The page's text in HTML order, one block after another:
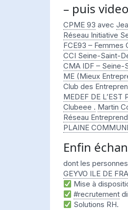
– puis
CPME 93 avec
Réseau Initiative
FCE93 – Femmes
CCI Seine-Saint-
CMA IDF – Seine-
ME (Mieux
Club des
MEDEF DE L’EST
Clubeee . Martin
Réseau
PLAINE
Enfin
dont les
GEYVO ILE DE
Mise à
#recrutement
Solutions RH.